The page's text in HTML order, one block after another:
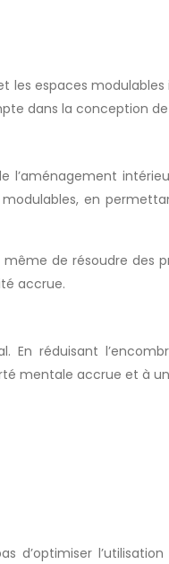
les espaces
dans la conception
l’aménagement
en
de résoudre des
accrue.
réduisant
mentale accrue et à
l’utilisation